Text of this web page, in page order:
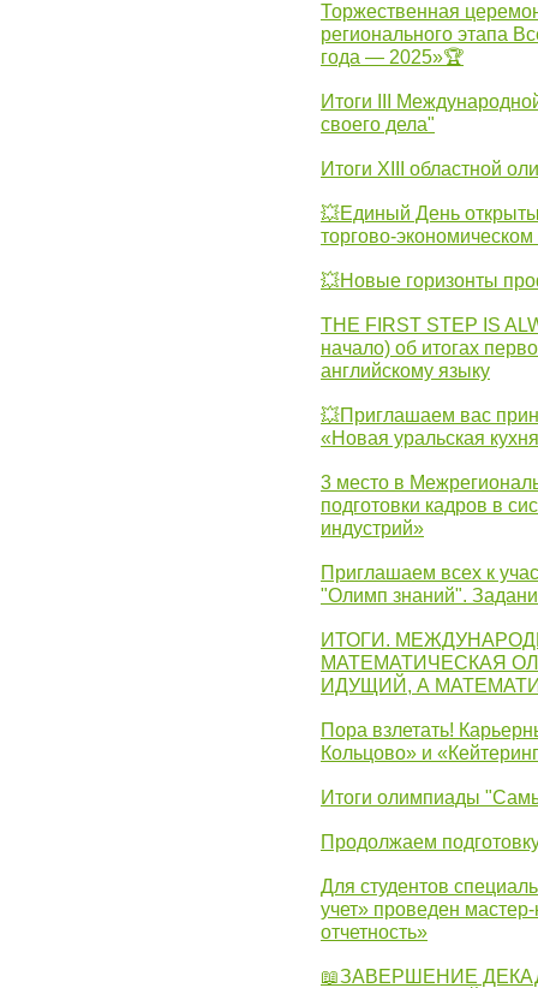
Торжественная
регионального этапа
года — 2025»🏆
Итоги III
своего дела"
Итоги XIII областной
💥Единый День
торгово-
💥Новые горизонты
THE FIRST STEP IS
начало) об итогах
английскому языку
💥Приглашаем вас
«Новая уральская
3 место в
подготовки кадров в
индустрий»
Приглашаем всех к
"Олимп знаний".
ИТОГИ.
МАТЕМАТИЧЕСКАЯ
ИДУЩИЙ, А
Пора взлетать!
Кольцово» и
Итоги олимпиады
Продолжаем
Для студентов
учет» проведен
отчетность»
📖ЗАВЕРШЕНИЕ